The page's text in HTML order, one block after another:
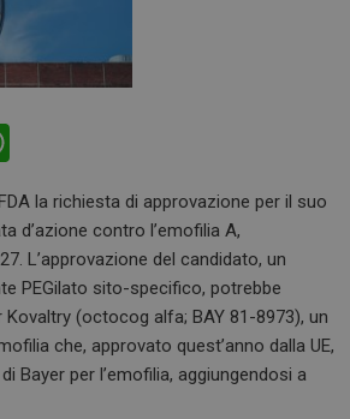
at
s
A
p
p
la richiesta di approvazione per il suo
d’azione contro l’emofilia A,
L’approvazione del candidato, un
PEGilato sito-specifico, potrebbe
(octocog alfa; BAY 81-8973), un
che, approvato quest’anno dalla UE,
Bayer per l’emofilia, aggiungendosi a